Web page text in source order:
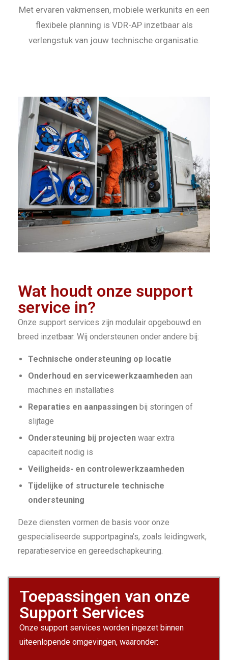
Met ervaren vakmensen, mobiele werkunits en een
flexibele planning is VDR-AP inzetbaar als
verlengstuk van jouw technische organisatie.
Wat houdt onze support
service in?
Onze support services zijn modulair opgebouwd en
breed inzetbaar. Wij ondersteunen onder andere bij:
Technische ondersteuning op locatie
Onderhoud en servicewerkzaamheden aan
machines en installaties
Reparaties en aanpassingen bij storingen of
slijtage
Ondersteuning bij projecten waar extra
capaciteit nodig is
Veiligheids- en controlewerkzaamheden
Tijdelijke of structurele technische
ondersteuning
Deze diensten vormen de basis voor onze
gespecialiseerde supportpagina’s, zoals leidingwerk,
reparatieservice en gereedschapkeuring.
Toepassingen van onze
Support Services
Onze support services worden ingezet binnen
uiteenlopende omgevingen, waaronder: